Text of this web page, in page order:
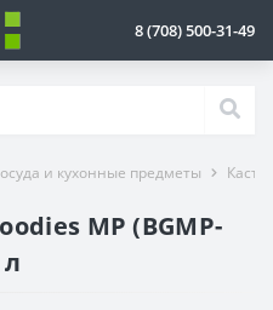
8 (708) 500-31-49
и кухонные предметы
MP (BGMP-